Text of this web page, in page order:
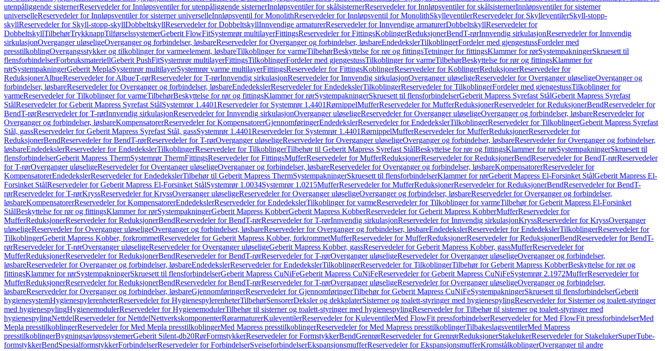
utenpåliggende sisternerReservedeler for Innløpsventiler for utenpåliggende sisternerInnløpsventiler for skålsisternerReservedeler for Innløpsventiler for skålsisternerInnløpsventiler for sisterner
universelleReservedeler for Innløpsventiler for sisterner universelleInnløpsventil for MonolithReservedeler for Innløpsventil for MonolithSkylleventilerReservedeler for SkylleventilerSkyll-stopp-
skyllReservedeler for Skyll-stopp-skyllDobbeltskyllReservedeler for DobbeltskyllInnvendige armaturerReservedeler for Innvendige armaturerDobbeltskyllReservedeler for
DobbeltskyllTilbehørTrykknappTilførselssystemerGeberit FlowFitSystemrør multilayerFittingsReservedeler for FittingsKoblingerReduksjonerBendT-rørInnvendig sirkulasjonReservedeler for Innvendig
sirkulasjonOverganger uløseligeOverganger og forbindelser, løsbareReservedeler for Overganger og forbindelser, løsbareEndedekslerTilkoblingerFordeler med gjengestussFordeler med
presstilkoblingOvergangsstykker og tilkoblinger for varmeelement, løsbareTilkoblinger for varmeTilbehørBeskyttelse for rør og fittingsTetninger for fittingsKlammer for rørSystempakningerSkruesett til
flensforbindelserForbruksmateriellGeberit PushFitSystemrør multilayerFittingsTilkoblingerFordeler med gjengestussTilkoblinger for varmeTilbehørBeskyttelse for rør og fittingsKlammer for
rørSystempakningerGeberit MeplaSystemrør multilayerSystemrør varme multilayerFittingsReservedeler for FittingsKoblingerReservedeler for KoblingerReduksjonerReservedeler for
ReduksjonerAlbueReservedeler for AlbueT-rørReservedeler for T-rørInnvendig sirkulasjonReservedeler for Innvendig sirkulasjonOverganger uløseligeReservedeler for Overganger uløseligeOverganger og
forbindelser, løsbareReservedeler for Overganger og forbindelser, løsbareEndedekslerReservedeler for EndedekslerTilkoblingerReservedeler for TilkoblingerFordeler med gjengestussTilkoblinger for
varmeReservedeler for Tilkoblinger for varmeTilbehørBeskyttelse for rør og fittingsKlammer for rørSystempakningerSkruesett til flensforbindelserGeberit Mapress Syrefast StålGeberit Mapress Syrefast
StålReservedeler for Geberit Mapress Syrefast StålSystemrør 1.4401Reservedeler for Systemrør 1.4401RørnippelMufferReservedeler for MufferReduksjonerReservedeler for ReduksjonerBendReservedeler for
BendT-rørReservedeler for T-rørInnvendig sirkulasjonReservedeler for Innvendig sirkulasjonOverganger uløseligeReservedeler for Overganger uløseligeOverganger og forbindelser, løsbareReservedeler for
Overganger og forbindelser, løsbareKompensatorerReservedeler for KompensatorerGjennomføringerEndedekslerReservedeler for EndedekslerTilkoblingerReservedeler for TilkoblingerGeberit Mapress Syrefast
Stål, gassReservedeler for Geberit Mapress Syrefast Stål, gassSystemrør 1.4401Reservedeler for Systemrør 1.4401RørnippelMufferReservedeler for MufferReduksjonerReservedeler for
ReduksjonerBendReservedeler for BendT-rørReservedeler for T-rørOverganger uløseligeReservedeler for Overganger uløseligeOverganger og forbindelser, løsbareReservedeler for Overganger og forbindelser,
løsbareEndedekslerReservedeler for EndedekslerTilkoblingerReservedeler for TilkoblingerTilbehør til Geberit Mapress Syrefast StålBeskyttelse for rør og fittingsKlammer for rørSystempakningerSkruesett til
flensforbindelserGeberit Mapress ThermSystemrør ThermFittingsReservedeler for FittingsMufferReservedeler for MufferReduksjonerReservedeler for ReduksjonerBendReservedeler for BendT-rørReservedeler
for T-rørOverganger uløseligeReservedeler for Overganger uløseligeOverganger og forbindelser, løsbareReservedeler for Overganger og forbindelser, løsbareKompensatorerReservedeler for
KompensatorerEndedekslerReservedeler for EndedekslerTilbehør til Geberit Mapress ThermSystempakningerSkruesett til flensforbindelserKlammer for rørGeberit Mapress El-Forsinket StålGeberit Mapress El-
Forsinket StålReservedeler for Geberit Mapress El-Forsinket StålSystemrør 1.0034Systemrør 1.0215MufferReservedeler for MufferReduksjonerReservedeler for ReduksjonerBendReservedeler for BendT-
rørReservedeler for T-rørKryssReservedeler for KryssOverganger uløseligeReservedeler for Overganger uløseligeOverganger og forbindelser, løsbareReservedeler for Overganger og forbindelser,
løsbareKompensatorerReservedeler for KompensatorerEndedekslerReservedeler for EndedekslerTilkoblinger for varmeReservedeler for Tilkoblinger for varmeTilbehør for Geberit Mapress El-Forsinket
StålBeskyttelse for rør og fittingsKlammer for rørSystempakningerGeberit Mapress KobberGeberit Mapress KobberReservedeler for Geberit Mapress KobberMufferReservedeler for
MufferReduksjonerReservedeler for ReduksjonerBendReservedeler for BendT-rørReservedeler for T-rørInnvendig sirkulasjonReservedeler for Innvendig sirkulasjonKryssReservedeler for KryssOverganger
uløseligeReservedeler for Overganger uløseligeOverganger og forbindelser, løsbareReservedeler for Overganger og forbindelser, løsbareEndedekslerReservedeler for EndedekslerTilkoblingerReservedeler for
TilkoblingerGeberit Mapress Kobber, forkrommetReservedeler for Geberit Mapress Kobber, forkrommetMufferReservedeler for MufferReduksjonerReservedeler for ReduksjonerBendReservedeler for BendT-
rørReservedeler for T-rørOverganger uløseligeReservedeler for Overganger uløseligeGeberit Mapress Kobber, gassReservedeler for Geberit Mapress Kobber, gassMufferReservedeler for
MufferReduksjonerReservedeler for ReduksjonerBendReservedeler for BendT-rørReservedeler for T-rørOverganger uløseligeReservedeler for Overganger uløseligeOverganger og forbindelser,
løsbareReservedeler for Overganger og forbindelser, løsbareEndedekslerReservedeler for EndedekslerTilkoblingerReservedeler for TilkoblingerTilbehør for Geberit Mapress KobberBeskyttelse for rør og
fittingsKlammer for rørSystempakningerSkruesett til flensforbindelserGeberit Mapress CuNiFeGeberit Mapress CuNiFeReservedeler for Geberit Mapress CuNiFeSystemrør 2.1972MufferReservedeler for
MufferReduksjonerReservedeler for ReduksjonerBendReservedeler for BendT-rørReservedeler for T-rørOverganger uløseligeReservedeler for Overganger uløseligeOverganger og forbindelser,
løsbareReservedeler for Overganger og forbindelser, løsbareGjennomføringerReservedeler for GjennomføringerTilbehør for Geberit Mapress CuNiFeSystempakningerSkruesett til flensforbindelserGeberit
hygienesystemHygienespylerenheterReservedeler for HygienespylerenheterTilbehørSensorerDeksler og dekkplaterSisterner og toalett-styringer med hygienespylingReservedeler for Sisterner og toalett-styringer
med hygienespylingHygienemodulerReservedeler for HygienemodulerTilbehør til sisterner og toalett-styringer med hygienespylingReservedeler for Tilbehør til sisterner og toalett-styringer med
hygienespylingNettdelReservedeler for NettdelNettverkskomponenterRørarmaturerKuleventilerReservedeler for KuleventilerMed FlowFit pressforbindelserReservedeler for Med FlowFit pressforbindelserMed
Mepla presstilkoblingerReservedeler for Med Mepla presstilkoblingerMed Mapress presstilkoblingerReservedeler for Med Mapress presstilkoblingerTilbakeslagsventilerMed Mapress
presstilkoblingerBygningsavløpssystemerGeberit Silent-db20RørFormstykkerReservedeler for FormstykkerBendGrenrørReservedeler for GrenrørReduksjonerStakelukerReservedeler for StakelukerSuperTube-
formstykkerBendSpesialformstykkerForbindelserReservedeler for ForbindelserSveiseforbindelserEkspansjonsmufferReservedeler for EkspansjonsmufferKromstålkoblingerOverganger til andre